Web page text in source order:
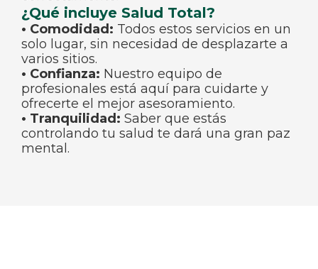
¿Qué incluye Salud Total?
• Comodidad: Todos estos servicios en un
solo lugar, sin necesidad de desplazarte a
varios sitios.
• Confianza: Nuestro equipo de
profesionales está aquí para cuidarte y
ofrecerte el mejor asesoramiento.
• Tranquilidad: Saber que estás
controlando tu salud te dará una gran paz
mental.